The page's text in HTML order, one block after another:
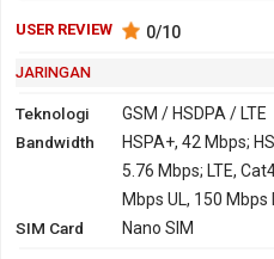
USER REVIEW 0/10
JARINGAN
Teknologi GSM / HSDPA / LTE
2G
GSM 850, 900, 1800,
1900
HSDPA 850, 900,
2100
Bandwidth
HSPA+, 42 Mbps;
5.76 Mbps; LTE,
Mbps UL, 150 Mbps
SIM Card
Nano SIM